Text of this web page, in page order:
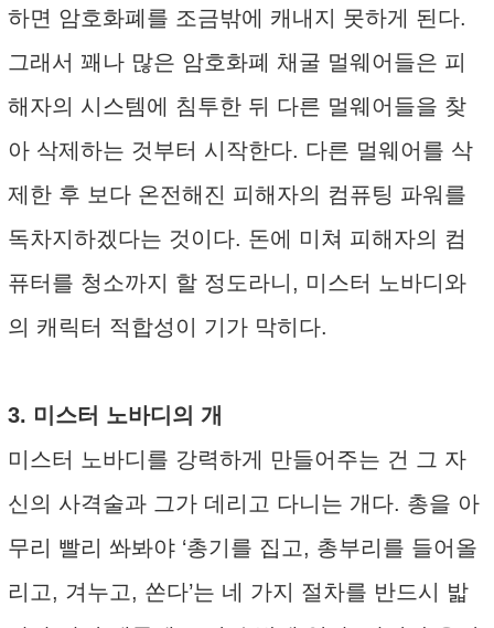
하면 암호화폐를 조금밖에 캐내지 못하게 된다.
그래서 꽤나 많은 암호화폐 채굴 멀웨어들은 피
해자의 시스템에 침투한 뒤 다른 멀웨어들을 찾
아 삭제하는 것부터 시작한다. 다른 멀웨어를 삭
제한 후 보다 온전해진 피해자의 컴퓨팅 파워를
독차지하겠다는 것이다. 돈에 미쳐 피해자의 컴
퓨터를 청소까지 할 정도라니, 미스터 노바디와
의 캐릭터 적합성이 기가 막히다.
3. 미스터 노바디의 개
미스터 노바디를 강력하게 만들어주는 건 그 자
신의 사격술과 그가 데리고 다니는 개다. 총을 아
무리 빨리 쏴봐야 ‘총기를 집고, 총부리를 들어올
리고, 겨누고, 쏜다’는 네 가지 절차를 반드시 밟